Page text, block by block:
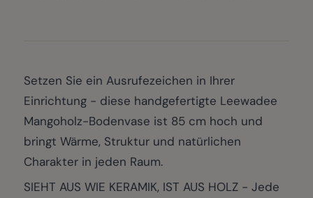
Setzen Sie ein Ausrufezeichen in Ihrer
Einrichtung - diese handgefertigte Leewadee
Mangoholz-Bodenvase ist 85 cm hoch und
bringt Wärme, Struktur und natürlichen
Charakter in jeden Raum.
SIEHT AUS WIE KERAMIK, IST AUS HOLZ - Jede